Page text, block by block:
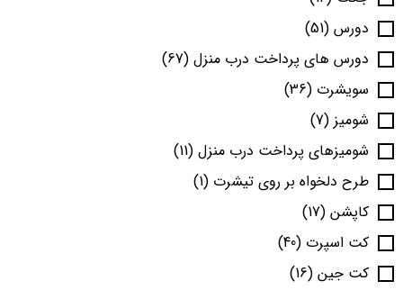
دورس (51)
دورس های پرداخت درب منزل (67)
سویشرت (36)
شومیز (7)
شومیزهای پرداخت درب منزل (11)
طرح دلخواه بر روی تیشرت (1)
کاپشن (17)
کت اسپرت (40)
کت جین (16)